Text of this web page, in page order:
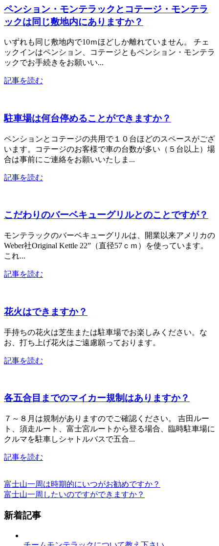
ペンション・モンテラックとコテージ・モンテラ
ックは同じ敷地内にありますか？
いずれも同じ敷地内で10ｍほどしか離れていません。 チェ
ックインはペンション、コテージともペンション・モンテラ
ックでお手続きをお願いい...
記事を読む
駐車場は何台停めることができますか？
ペンションとコテージの共用で１０台ほどのスペースがござ
います。コテージのお客様で車の台数が多い（５台以上）場
合は事前にご連絡をお願いいたしま...
記事を読む
こだわりのバーベキューグリルとのことですが？
モンテラックのバーベキューグリルは、開業以来アメリカの
Weber社Original Kettle 22”（直径57ｃｍ）を使っています。
これ...
記事を読む
花火はできますか？
手持ちの花火は芝生または駐車場でお楽しみください。な
お、打ち上げ花火はご遠慮願っております。
記事を読む
各五合目までのマイカー規制はありますか？
７～８月は規制がありますのでご確認ください。 吉田ルー
ト、須走ルート、富士宮ルートから登る場合、臨時駐車場に
クルマを駐車しシャトルバスで五合...
記事を読む
富士山一周は時期的にいつがお勧めですか？
富士山一周したいのですができますか？
新着記事